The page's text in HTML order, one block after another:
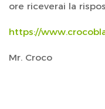
ore riceverai la
https://
Mr. Croco